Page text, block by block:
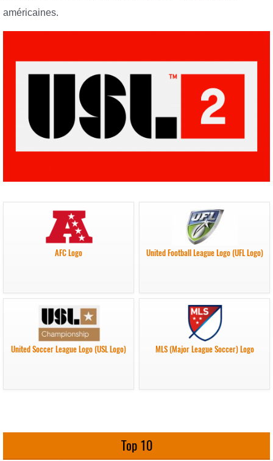
américaines.
AFC Logo United Football League Logo (UFL Logo)
United Soccer League Logo (USL Logo) MLS (Major League Soccer) Logo
Top 10